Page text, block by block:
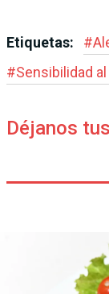
Etiquetas: #
#Sensibilidad
Déjanos